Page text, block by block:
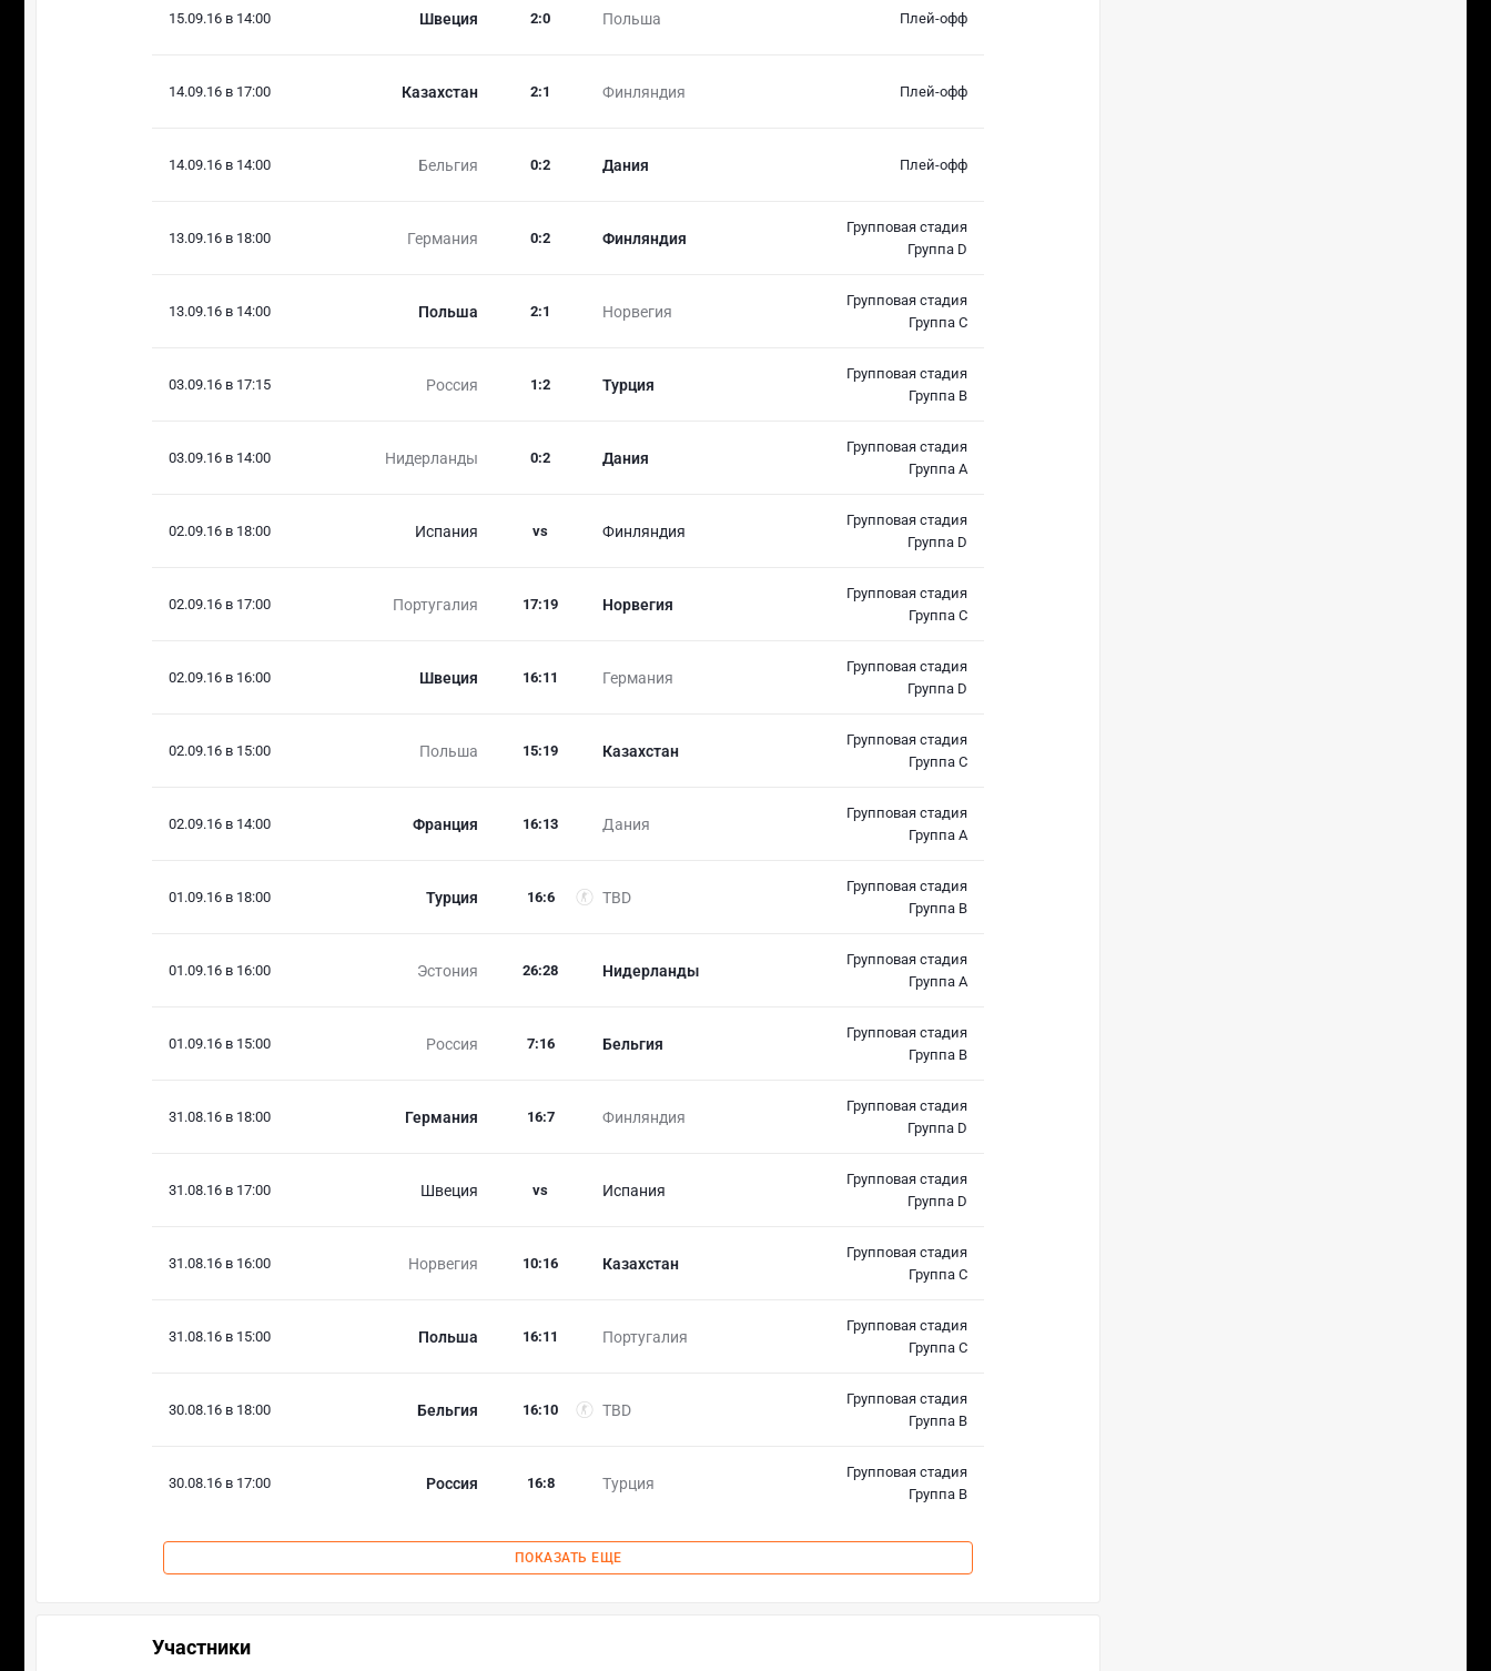
15.09.16 в 14:00 Швеция Польша
2:0 Плей-офф
14.09.16 в 17:00 Казахстан Финляндия
2:1 Плей-офф
14.09.16 в 14:00 Бельгия Дания
0:2 Плей-офф
13.09.16 в 18:00 Германия Финляндия
0:2
Групповая стадия
Группа D
13.09.16 в 14:00 Польша Норвегия
2:1
Групповая стадия
Группа C
03.09.16 в 17:15 Россия Турция
1 :2
Групповая стадия
Группа B
03.09.16 в 14:00 Нидерланды Дания
0:2
Групповая стадия
Группа A
02.09.16 в 18:00 Испания Финляндия
vs
Групповая стадия
Группа D
02.09.16 в 17:00 Португалия Норвегия
17:19
Групповая стадия
Группа C
02.09.16 в 16:00 Швеция Германия
16:11
Групповая стадия
Группа D
02.09.16 в 15:00 Польша Казахстан
15:19
Групповая стадия
Группа C
02.09.16 в 14:00 Франция Дания
16:13
Групповая стадия
Группа A
01.09.16 в 18:00 Турция TBD
16:6
Групповая стадия
Группа B
01.09.16 в 16:00 Эстония Нидерланды
26:28
Групповая стадия
Группа A
01.09.16 в 15:00 Россия Бельгия
7:16
Групповая стадия
Группа B
31.08.16 в 18:00 Германия Финляндия
16:7
Групповая стадия
Группа D
31.08.16 в 17:00 Швеция Испания
vs
Групповая стадия
Группа D
31.08.16 в 16:00 Норвегия Казахстан
10:16
Групповая стадия
Группа C
31.08.16 в 15:00 Польша Португалия
16:11
Групповая стадия
Группа C
30.08.16 в 18:00 Бельгия TBD
16:10
Групповая стадия
Группа B
30.08.16 в 17:00 Россия Турция
16:8
Групповая стадия
Группа B
ПОКАЗАТЬ ЕЩЕ
Участники